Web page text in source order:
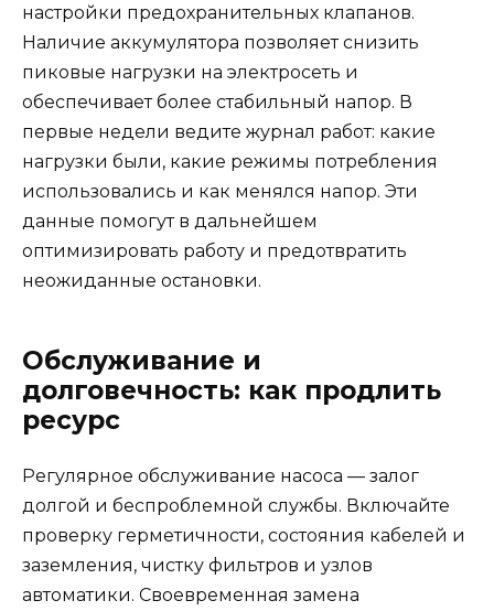
настройки предохранительных клапанов.
Наличие аккумулятора позволяет снизить
пиковые нагрузки на электросеть и
обеспечивает более стабильный напор. В
первые недели ведите журнал работ: какие
нагрузки были, какие режимы потребления
использовались и как менялся напор. Эти
данные помогут в дальнейшем
оптимизировать работу и предотвратить
неожиданные остановки.
Обслуживание и
долговечность: как продлить
ресурс
Регулярное обслуживание насоса — залог
долгой и беспроблемной службы. Включайте
проверку герметичности, состояния кабелей и
заземления, чистку фильтров и узлов
автоматики. Своевременная замена